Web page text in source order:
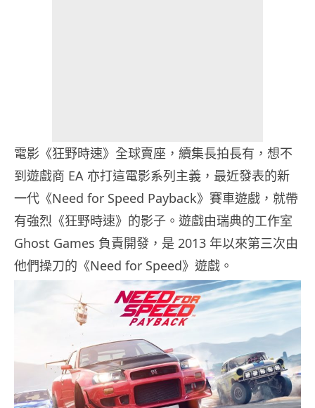
電影《狂野時速》全球賣座，續集長拍長有，想不
到遊戲商 EA 亦打這電影系列主義，最近發表的新
一代《Need for Speed Payback》賽車遊戲，就帶
有強烈《狂野時速》的影子。遊戲由瑞典的工作室
Ghost Games 負責開發，是 2013 年以來第三次由
他們操刀的《Need for Speed》遊戲。